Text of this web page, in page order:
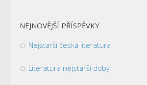
NEJNOVĚJŠÍ PŘÍSPĚVKY
Nejstarší česká literatura
Literatura nejstarší doby